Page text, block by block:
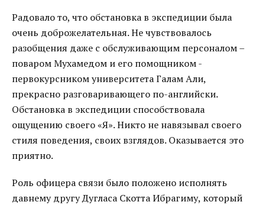
Радовало то, что обстановка в экспедиции была
очень доброжелательная. Не чувствовалось
разобщения даже с обслуживающим персоналом –
поваром Мухамедом и его помощником -
первокурсником университета Галам Али,
прекрасно разговаривающего по-английски.
Обстановка в экспедиции способствовала
ощущению своего «Я». Никто не навязывал своего
стиля поведения, своих взглядов. Оказывается это
приятно.
Роль офицера связи было положено исполнять
давнему другу Дугласа Скотта Ибрагиму, который